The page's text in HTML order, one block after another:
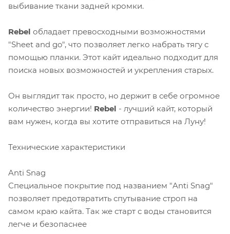
выбивание ткани задней кромки.
Rebel обладает превосходными возможностями
"Sheet and go", что позволяет легко набрать тягу с
помощью планки. Этот кайт идеально подходит для
поиска новых возможностей и укрепления старых.
Он выглядит так просто, но держит в себе огромное
количество энергии! Rebel - лучший кайт, который
вам нужен, когда вы хотите отправиться на Луну!
Технические характеристики
Anti Snag
Специальное покрытие под названием "Anti Snag"
позволяет предотвратить спутывание строп на
самом краю кайта. Так же старт с воды становится
легче и безопаснее